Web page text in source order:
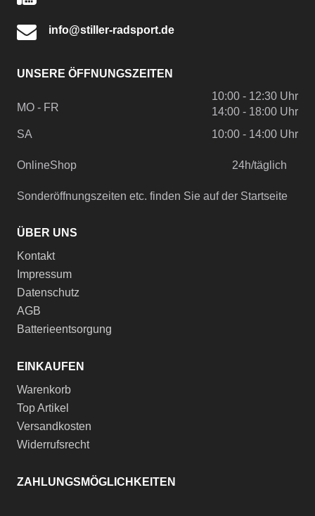
info@stiller-radsport.de
UNSERE ÖFFNUNGSZEITEN
MO - FR
10:00 - 12:30 Uhr
14:00 - 18:00 Uhr
SA
10:00 - 14:00 Uhr
OnlineShop 24h/täglich
Sonderöffnungszeiten etc. finden Sie auf der Startseite
ÜBER UNS
Kontakt
Impressum
Datenschutz
AGB
Batterieentsorgung
EINKAUFEN
Warenkorb
Top Artikel
Versandkosten
Widerrufsrecht
ZAHLUNGSMÖGLICHKEITEN